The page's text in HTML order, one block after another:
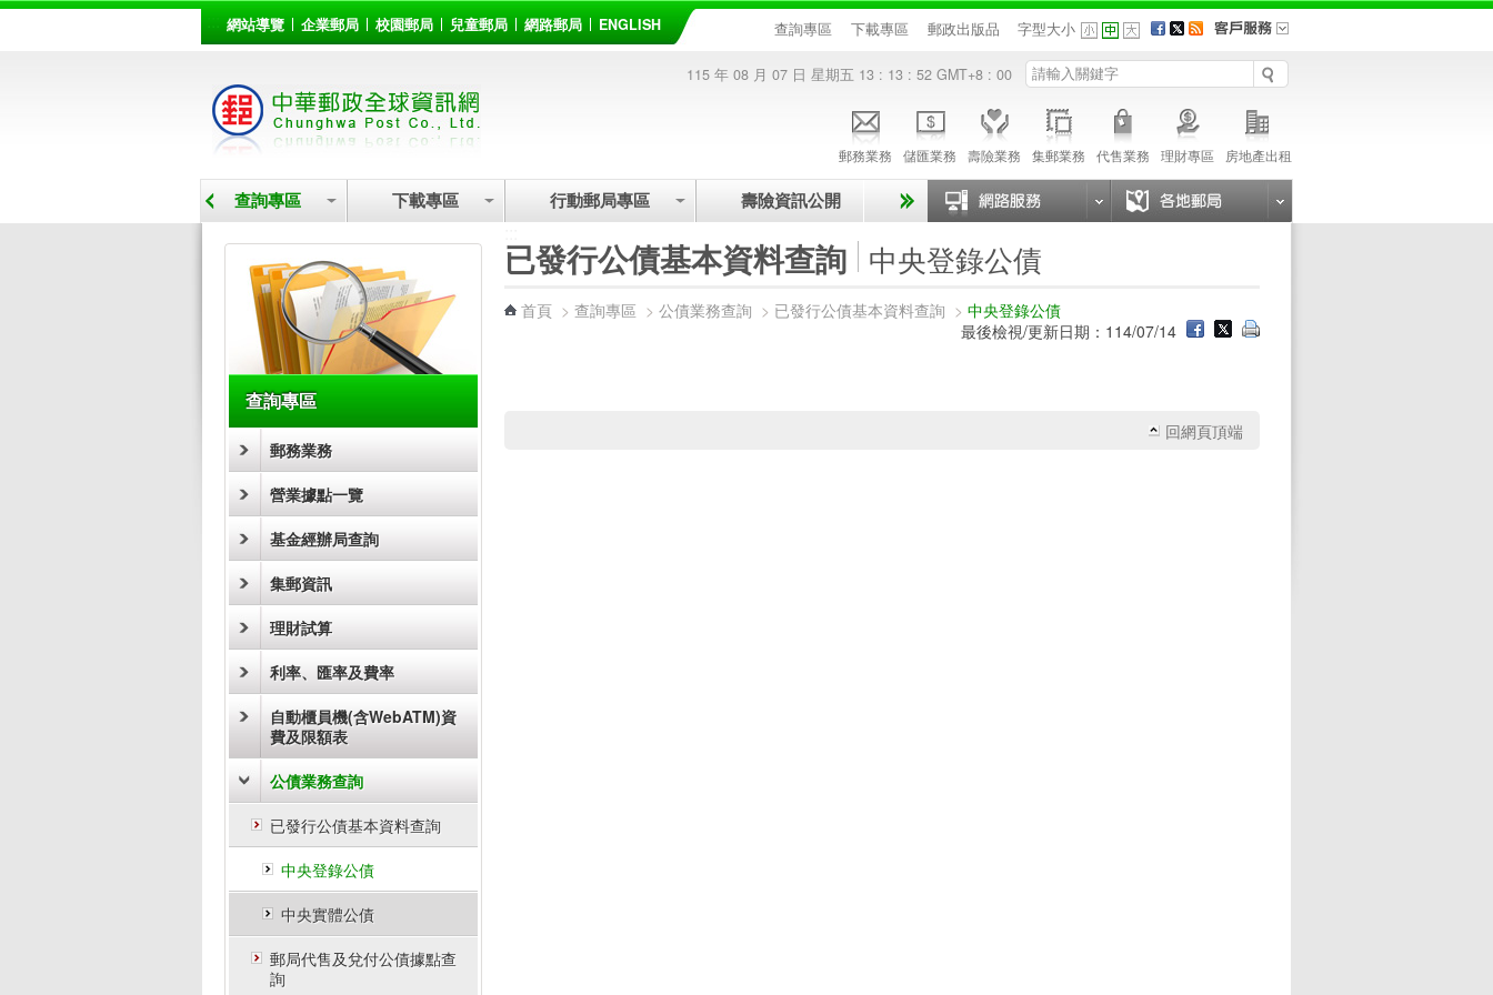
::: 網站導覽 企業郵局 校園郵局 兒童郵局 網路郵局 ENGLISH 查詢專區 下載專區 郵政出版品 字型大小
115 年 08 月 07 日 星期五 13 : 13 : 52 GMT+8 : 00
郵務業務 儲匯業務 壽險業務 集郵業務 代售業務 理財專區 房地產出租
查詢專區 下載專區 行動郵局專區 壽險資訊公開
查詢專區
郵務業務
營業據點一覽
基金經辦局查詢
集郵資訊
理財試算
利率、匯率及費率
自動櫃員機(含WebATM)資
費及限額表
公債業務查詢
已發行公債基本資料查詢
中央登錄公債
中央實體公債
郵局代售及兌付公債據點查
詢
已發行公債基本資料查詢 中央登錄公債
首頁 > 查詢專區 > 公債業務查詢 > 已發行公債基本資料查詢 > 中央登錄公債
最後檢視/更新日期：114/07/14
回網頁頂端